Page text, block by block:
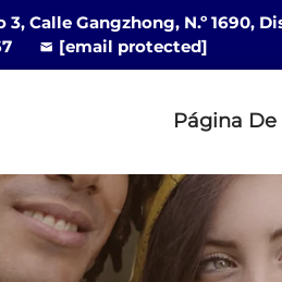
3, Calle Gangzhong, N.º 1690,
[email protected]
Página